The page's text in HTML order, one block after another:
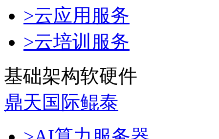
>云应用服务
>云培训服务
基础架构软硬件
鼎天国际鲲泰